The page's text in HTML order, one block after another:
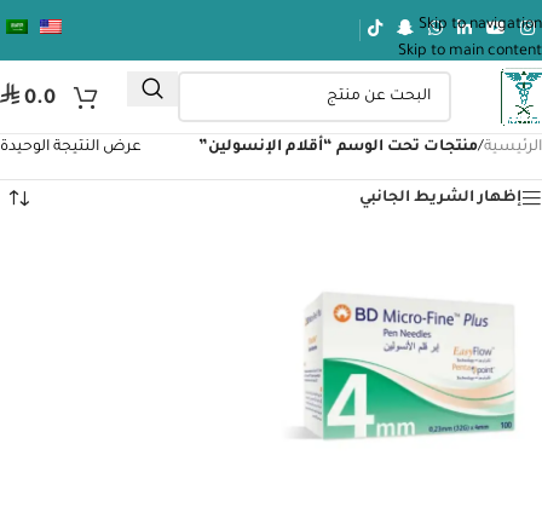
Skip to navigation
Skip to main content
⃁ 0.0
الرئيسية/منتجات تحت الوسم “أقلام الإنسولين” عرض النتيجة الوحيدة
إظهار الشريط الجانبي